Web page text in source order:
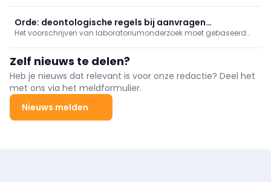
Orde: deontologische regels bij aanvragen
laboratoriumonderzoeken
Het voorschrijven van laboratoriumonderzoek moet gebaseerd
aangevraagd worden.
Zelf nieuws te delen?
Heb je nieuws dat relevant is voor onze redactie? Deel het
met ons via het meldformulier.
Nieuws melden